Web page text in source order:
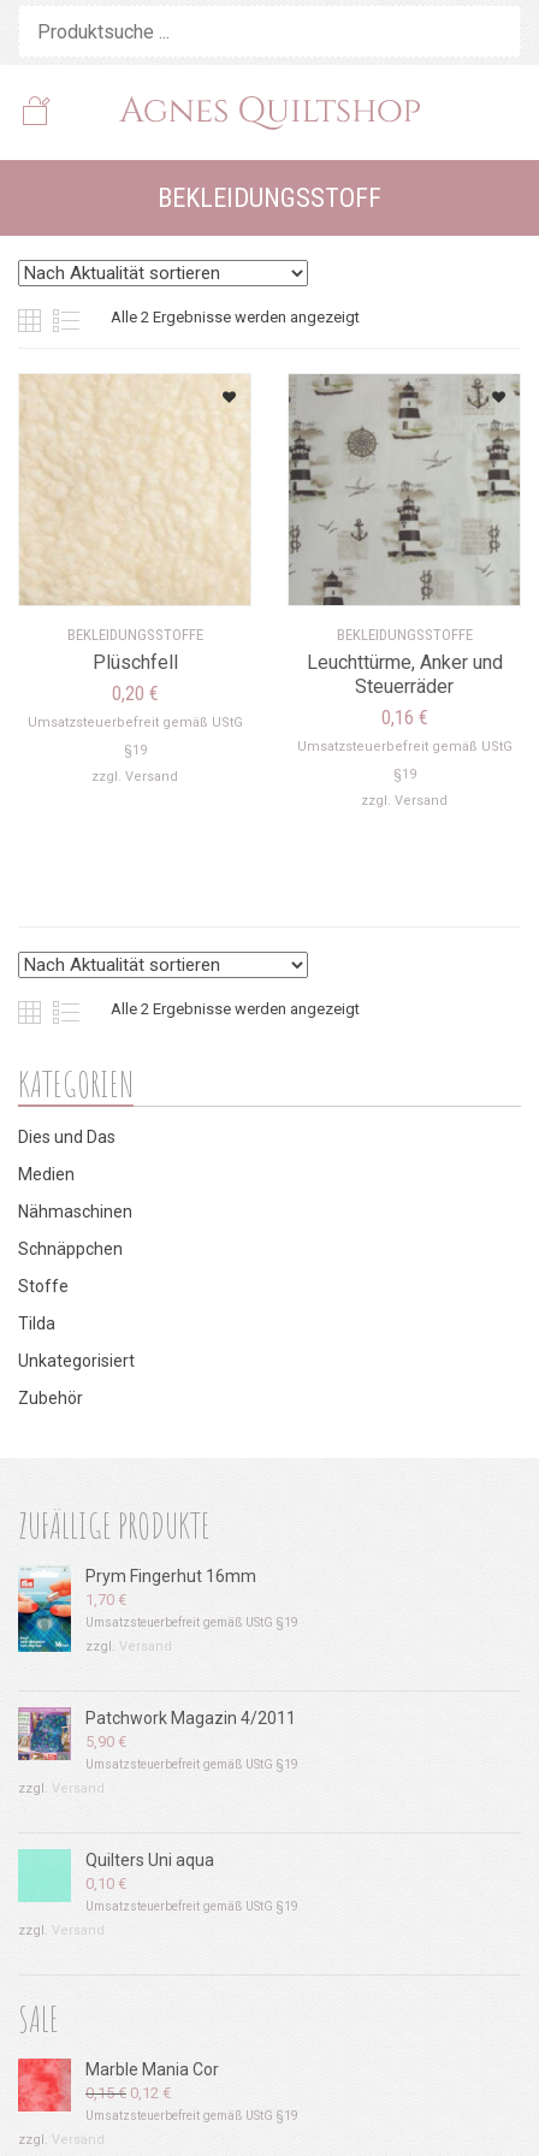
BEKLEIDUNGSSTOFF
Alle 2 Ergebnisse werden angezeigtNach
Aktualität
sortiert
BEKLEIDUNGSSTOFFE
Plüschfell
0,20 €
Umsatzsteuerbefreit gemäß UStG
§19
zzgl. Versand
BEKLEIDUNGSSTOFFE
Leuchttürme, Anker und
Steuerräder
0,16 €
Umsatzsteuerbefreit gemäß UStG
§19
zzgl. Versand
Alle 2 Ergebnisse werden angezeigtNach
KATEGORIEN
Dies und Das
Medien
Nähmaschinen
Schnäppchen
Stoffe
Tilda
Unkategorisiert
Zubehör
ZUFÄLLIGE PRODUKTE
Prym Fingerhut 16mm
1,70 €
Umsatzsteuerbefreit gemäß UStG §19
zzgl. Versand
Patchwork Magazin 4/2011
5,90 €
Umsatzsteuerbefreit gemäß UStG §19
zzgl. Versand
Quilters Uni aqua
0,10 €
Umsatzsteuerbefreit gemäß UStG §19
zzgl. Versand
SALE
Marble Mania Cor
0,15€ Ursprünglicher
Preis
0,12 €Aktueller
Preis
Umsatzsteuerbefreit gemäß UStG §19
zzgl. Versand